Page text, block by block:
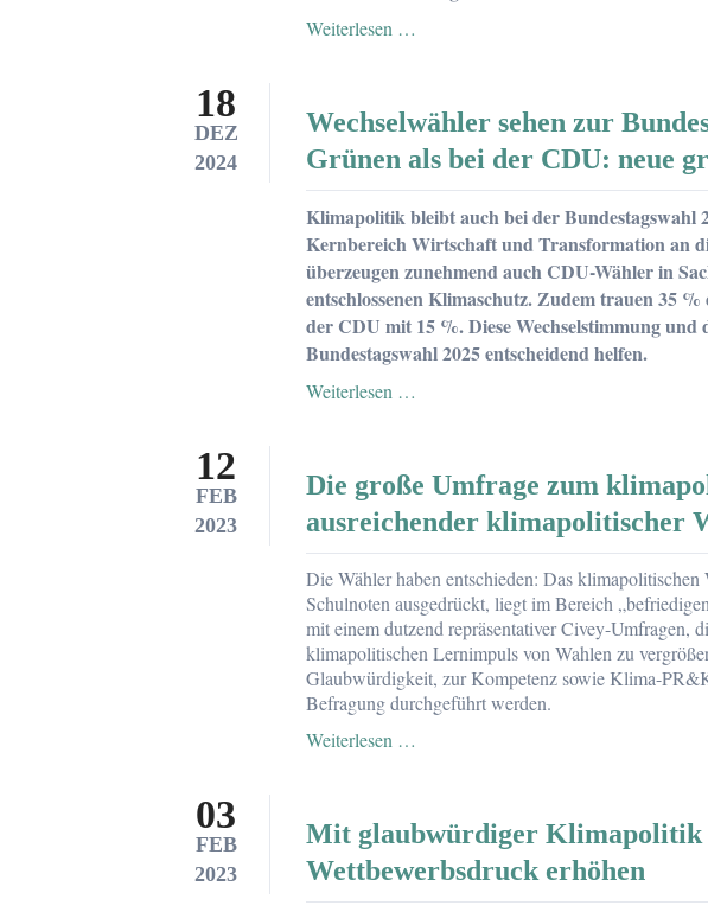
Weiterlesen …
der
Klimapolitik
der
meinem
Austritt
und
Wechsel
zu
den
18
DEZ
2024
Wechselwähler sehen zur
Grünen als bei der CDU: neue
Klimapolitik bleibt auch bei der Bundestagswahl
Kernbereich Wirtschaft und Transformation an
überzeugen zunehmend auch CDU-Wähler in
entschlossenen Klimaschutz. Zudem trauen 35
der CDU mit 15 %. Diese Wechselstimmung
Bundestagswahl 2025 entscheidend helfen.
Weiterlesen …
mehr
Klima-
und
bei
den
Grünen
als
bei
der
Civey-
Umfrage
veröffentlicht
12
FEB
2023
Die große Umfrage zum
ausreichender klimapolitischer
Die Wähler haben entschieden: Das
Schulnoten ausgedrückt, liegt im Bereich
mit einem dutzend repräsentativer Civey-
klimapolitischen Lernimpuls von Wahlen zu
Glaubwürdigkeit, zur Kompetenz sowie Klima-
Befragung durchgeführt werden.
Weiterlesen …
klimapolitische
Wahlangebot
bei
03
FEB
2023
Mit glaubwürdiger Klimapolitik
Wettbewerbsdruck erhöhen